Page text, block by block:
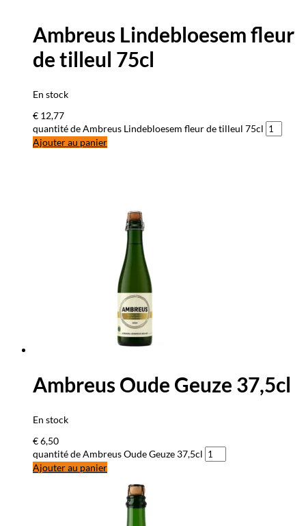
Ambreus Lindebloesem fleur
de tilleul 75cl
En stock
€ 12,77
quantité de Ambreus Lindebloesem fleur de tilleul 75cl
Ajouter au panier
Ambreus Oude Geuze 37,5cl
En stock
€6,50
quantité de Ambreus Oude Geuze 37,5cl
Ajouter au panier